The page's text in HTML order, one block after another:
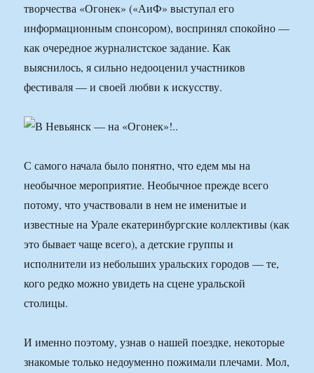
творчества «Огонек» («АиФ» выступал его
информационным спонсором), воспринял спокойно —
как очередное журналистское задание. Как
выяснилось, я сильно недооценил участников
фестиваля — и своей любви к искусству.
С самого начала было понятно, что едем мы на
необычное мероприятие. Необычное прежде всего
потому, что участвовали в нем не именитые и
известные на Урале екатеринбургские коллективы (как
это бывает чаще всего), а детские группы и
исполнители из небольших уральских городов — те,
кого редко можно увидеть на сцене уральской
столицы.
И именно поэтому, узнав о нашей поездке, некоторые
знакомые только недоуменно пожимали плечами. Мол,